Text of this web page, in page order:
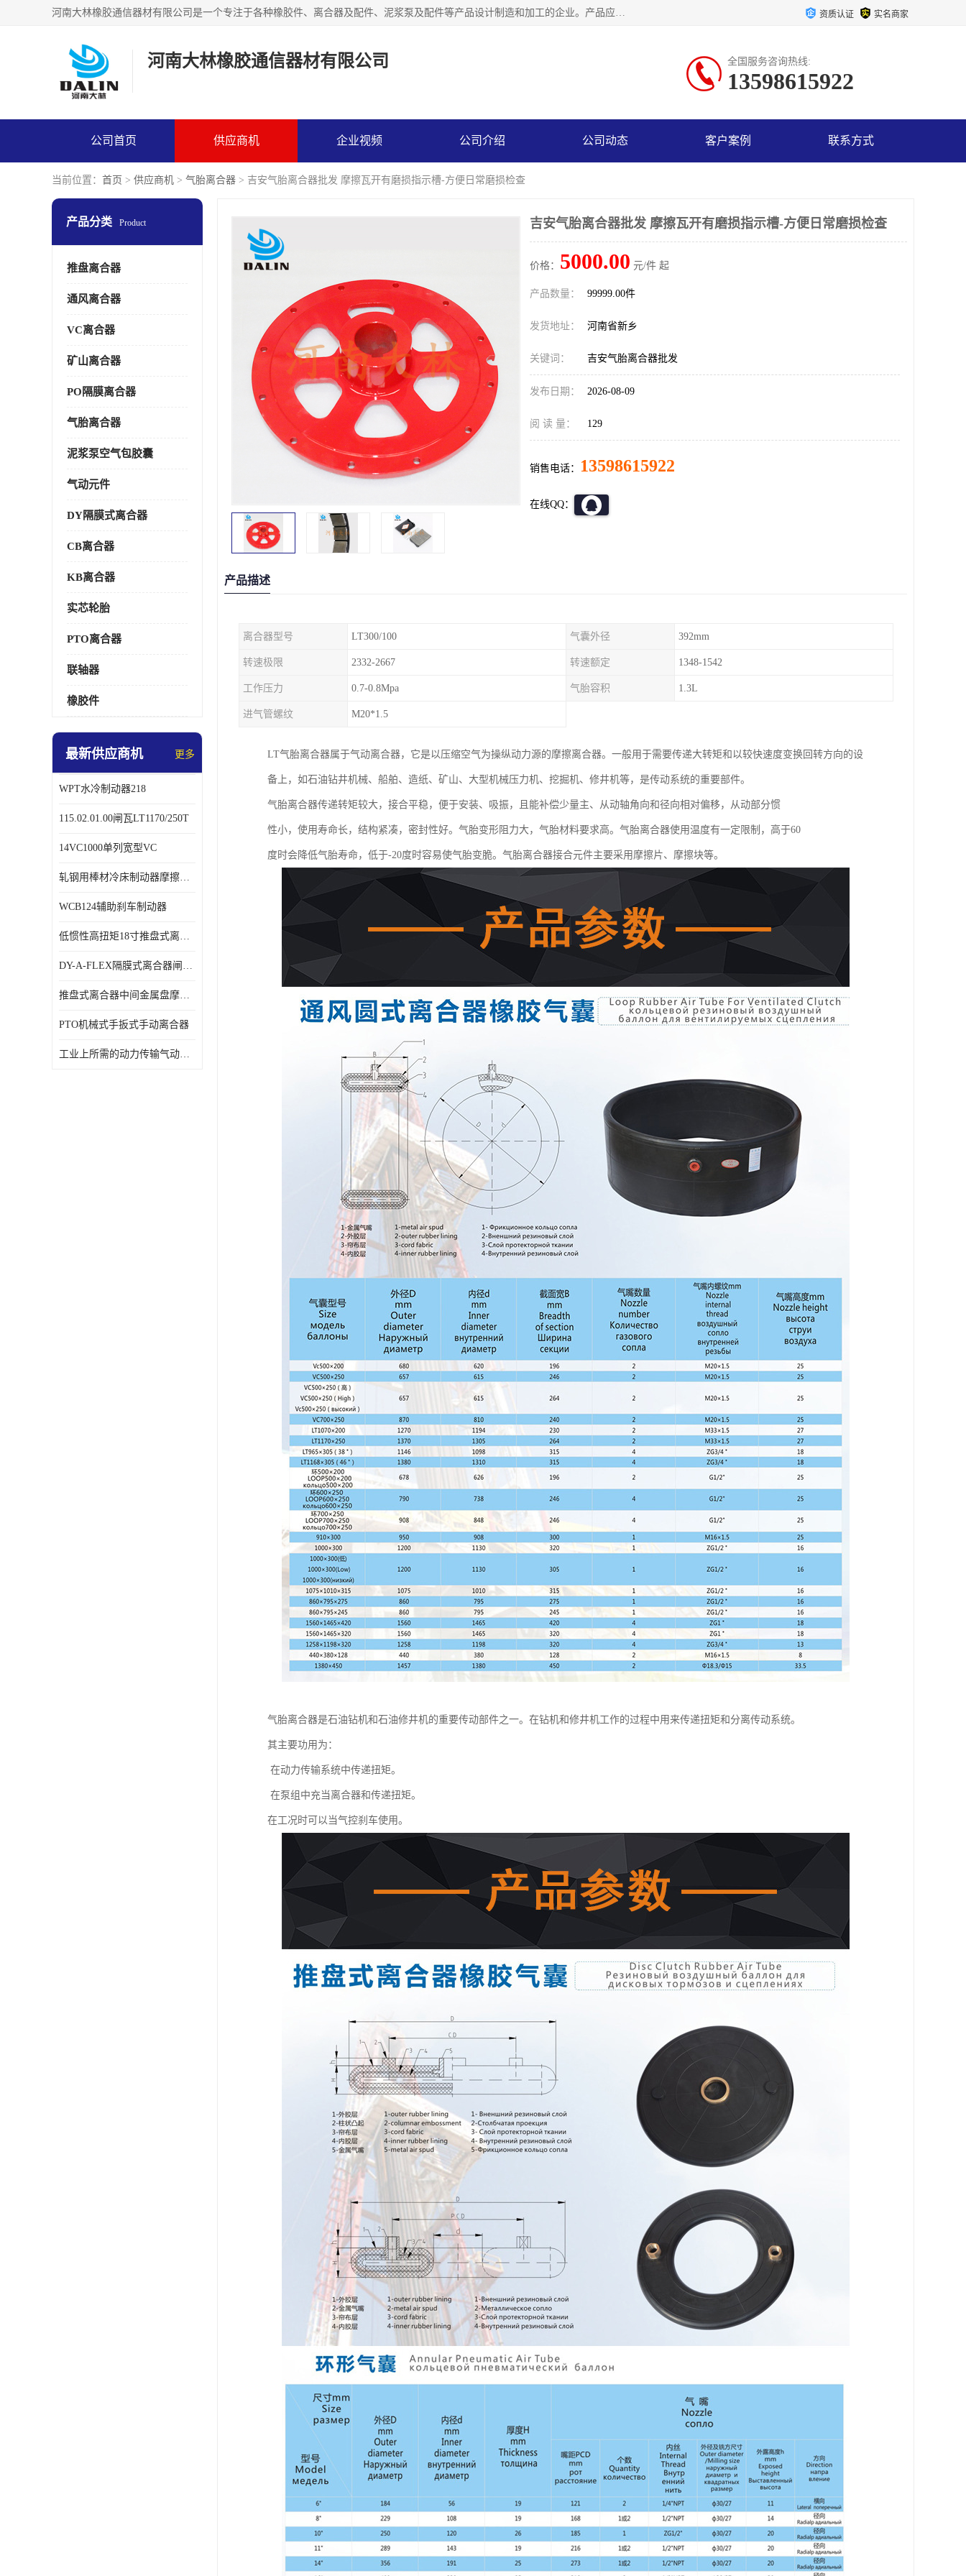
河南大林橡胶通信器材有限公司是一个专注于各种橡胶件、离合器及配件、泥浆泵及配件等产品设计制造和加工的企业。产品应用于矿山、冶金、石油、钢铁、化工、水泥、船舶、造纸、通用机械等各种大功率机械传动或制动装置。 资质认证 实名商家
河南大林橡胶通信器材有限公司 全国服务咨询热线:
13598615922
公司首页 供应商机 企业视频 公司介绍 公司动态 客户案例 联系方式
当前位置： 首页 > 供应商机 > 气胎离合器 > 吉安气胎离合器批发 摩擦瓦开有磨损指示槽-方便日常磨损检查
产品分类 Product
推盘离合器
通风离合器
VC离合器
矿山离合器
PO隔膜离合器
气胎离合器
泥浆泵空气包胶囊
气动元件
DY隔膜式离合器
CB离合器
KB离合器
实芯轮胎
PTO离合器
联轴器
橡胶件
最新供应商机 更多
WPT水冷制动器218
115.02.01.00闸瓦LT1170/250T
14VC1000单列宽型VC
轧钢用棒材冷床制动器摩擦片218
WCB124辅助刹车制动器
低惯性高扭矩18寸推盘式离合器中心盘齿盘W18-11-101
DY-A-FLEX隔膜式离合器闸瓦总成7015125A
推盘式离合器中间金属盘摩擦盘18寸
PTO机械式手扳式手动离合器
工业上所需的动力传输气动离合器WCB424
吉安气胎离合器批发 摩擦瓦开有磨损指示槽-方便日常磨损检查
价格： 5000.00 元/件 起
产品数量： 99999.00件
发货地址： 河南省新乡
关键词： 吉安气胎离合器批发
发布日期： 2026-08-09
阅 读 量： 129
销售电话： 13598615922
在线QQ：
产品描述
离合器型号 LT300/100 气囊外径 392mm
转速极限 2332-2667 转速额定 1348-1542
工作压力 0.7-0.8Mpa 气胎容积 1.3L
进气管螺纹 M20*1.5
LT气胎离合器属于气动离合器，它是以压缩空气为操纵动力源的摩擦离合器。一般用于需要传递大转矩和以较快速度变换回转方向的设
备上，如石油钻井机械、船舶、造纸、矿山、大型机械压力机、挖掘机、修井机等，是传动系统的重要部件。
气胎离合器传递转矩较大，接合平稳，便于安装、吸振，且能补偿少量主、从动轴角向和径向相对偏移，从动部分惯
性小，使用寿命长，结构紧凑，密封性好。气胎变形阻力大，气胎材料要求高。气胎离合器使用温度有一定限制，高于60
度时会降低气胎寿命，低于-20度时容易使气胎变脆。气胎离合器接合元件主要采用摩擦片、摩擦块等。
气胎离合器是石油钻机和石油修井机的重要传动部件之一。在钻机和修井机工作的过程中用来传递扭矩和分离传动系统。
其主要功用为：
在动力传输系统中传递扭矩。
在泵组中充当离合器和传递扭矩。
在工况时可以当气控刹车使用。